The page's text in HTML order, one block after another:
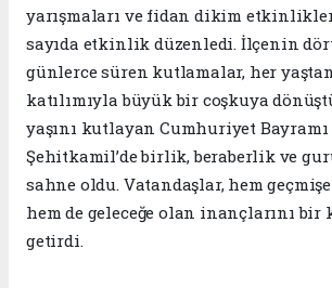
yarışmaları ve fidan dikim
sayıda etkinlik düzenledi. İlçenin
günlerce süren kutlamalar, her
katılımıyla büyük bir coşkuya
yaşını kutlayan Cumhuriyet
Şehitkamil’de birlik, beraberlik ve
sahne oldu. Vatandaşlar, hem geçmişe
hem de geleceğe olan inançlarını bir
getirdi.